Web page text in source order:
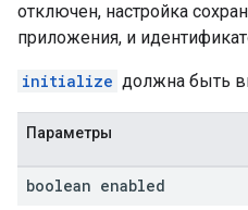
отключен, настройка
приложения, и
initialize должна быть
Параметры
boolean enabled